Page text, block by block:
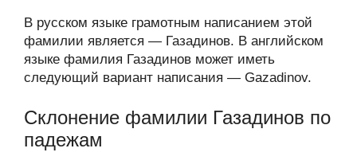
В русском языке грамотным написанием этой
фамилии является — Газадинов. В английском
языке фамилия Газадинов может иметь
следующий вариант написания — Gazadinov.
Склонение фамилии Газадинов по
падежам